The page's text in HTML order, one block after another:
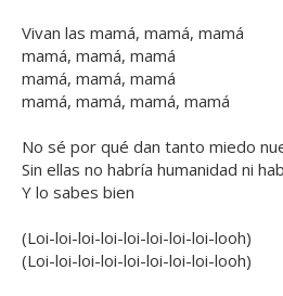
Vivan las mamá, mamá, mamá
mamá, mamá, mamá
mamá, mamá, mamá
mamá, mamá, mamá, mamá
No sé por qué dan tanto miedo
Sin ellas no habría humanidad ni
Y lo sabes bien
(Loi-loi-loi-loi-loi-loi-loi-loi-looh)
(Loi-loi-loi-loi-loi-loi-loi-loi-looh)